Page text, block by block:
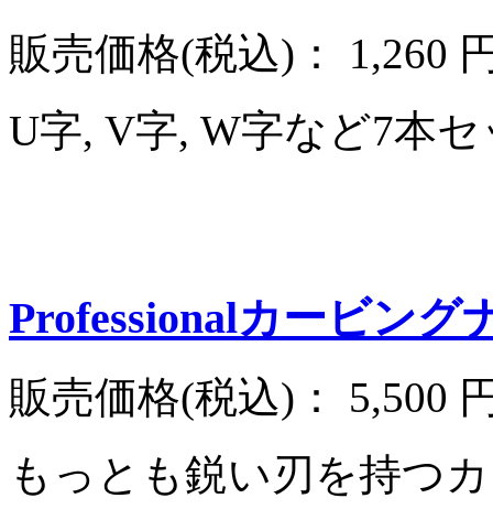
販売価格(税込)： 1,260
U字, V字, W字など7本
Professionalカービング
販売価格(税込)： 5,500
もっとも鋭い刃を持つ